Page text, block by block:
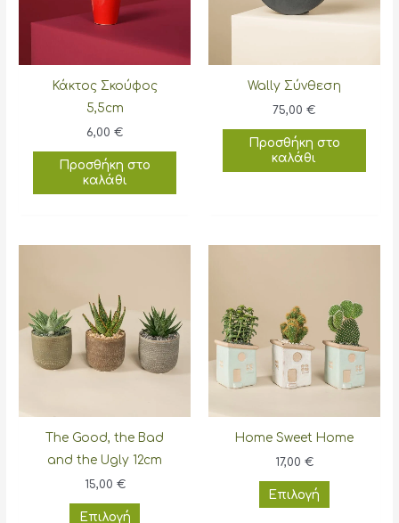
Κάκτος Σκούφος
5,5cm
6,00€
Προσθήκη στο
καλάθι
Wally Σύνθεση
75,00€
Προσθήκη στο
καλάθι
The Good, the Bad
and the Ugly 12cm
15,00 €
Επιλογή
Αυτό
Home Sweet Home
17,00 €
Επιλογή
Αυτό
το